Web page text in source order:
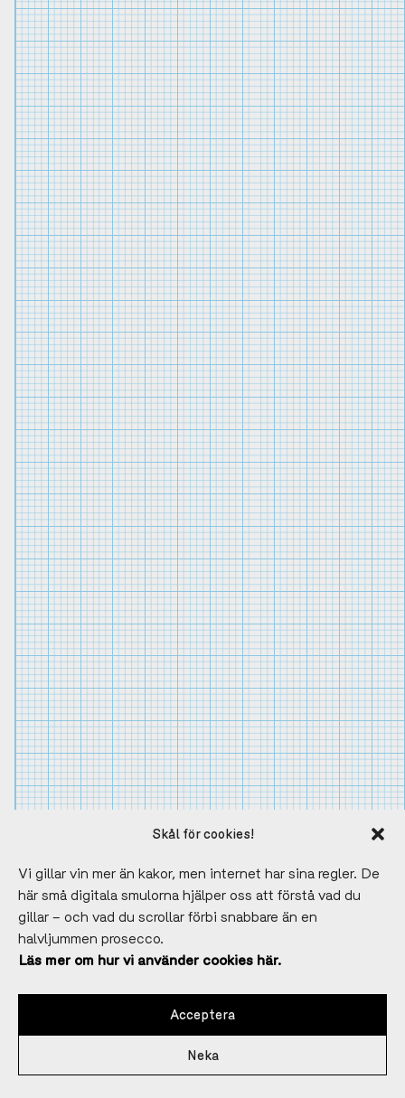
Skål för cookies!
Vi gillar vin mer än kakor, men internet har sina regler. De
här små digitala smulorna hjälper oss att förstå vad du
gillar – och vad du scrollar förbi snabbare än en
halvljummen prosecco.
Läs mer om hur vi använder cookies här.
Acceptera
Neka
14.00 ONSDAG-FREDAG